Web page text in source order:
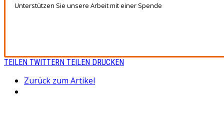
Unterstützen Sie unsere Arbeit mit einer Spende
TEILEN TWITTERN TEILEN DRUCKEN
Zurück zum Artikel